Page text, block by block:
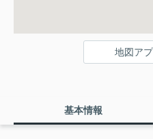
地図ア
基本情報